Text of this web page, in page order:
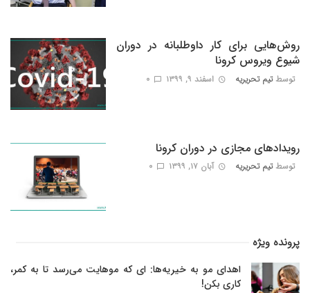
روش‌هایی برای کار داوطلبانه در دوران
شیوع ویروس کرونا
توسطتیم تحریریه اسفند ۹, ۱۳۹۹ 0
رویدادهای مجازی در دوران کرونا
توسطتیم تحریریه آبان ۱۷, ۱۳۹۹ 0
پرونده ویژه
اهدای مو به خیریه‌ها: ای که موهایت می‌رسد تا به کمر،
کاری بکن!